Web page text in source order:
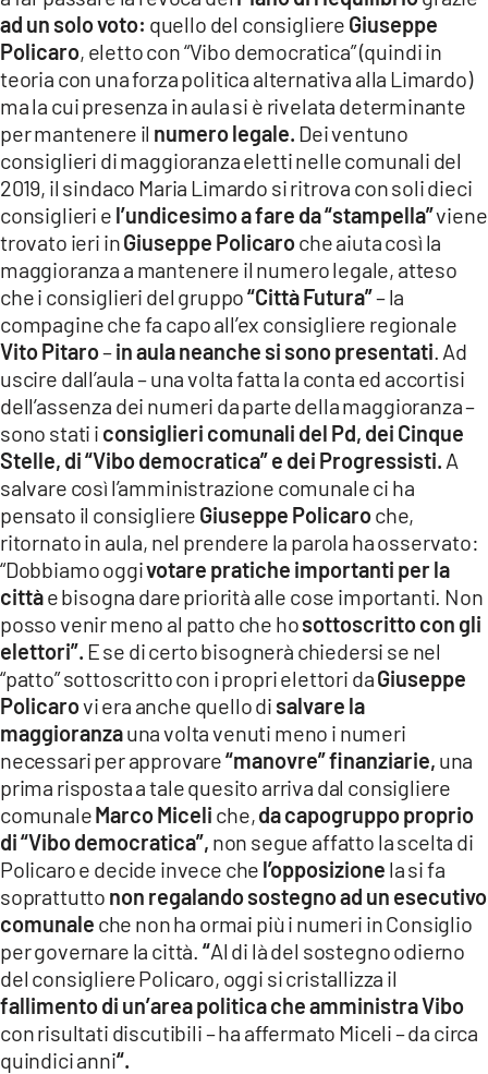
ANDROID
APPLE
ad un solo voto: quello del consigliere Giuseppe
Policaro, eletto con “Vibo democratica” (quindi in
teoria con una forza politica alternativa alla Limardo)
ma la cui presenza in aula si è rivelata determinante
per mantenere il numero legale. Dei ventuno
consiglieri di maggioranza eletti nelle comunali del
2019, il sindaco Maria Limardo si ritrova con soli dieci
consiglieri e l’undicesimo a fare da “stampella”viene
trovato ieri inGiuseppe Policaroche aiuta così la
maggioranza a mantenere il numero legale, atteso
che i consiglieri del gruppo“Città Futura”– la
compagine che fa capo all’ex consigliere regionale
Vito Pitaro–in aula neanche si sono presentati. Ad
uscire dall’aula – una volta fatta la conta ed accortisi
dell’assenza dei numeri da parte della maggioranza –
sono stati i consiglieri comunali del Pd, dei Cinque
Stelle, di “Vibo democratica” e dei Progressisti. A
salvare così l’amministrazione comunale ci ha
pensato il consigliere Giuseppe Policaroche,
ritornato in aula, nel prendere la parola ha osservato:
“Dobbiamo oggivotare pratiche importanti per la
cittàe bisogna dare priorità alle cose importanti. Non
posso venir meno al patto che hosottoscritto con gli
elettori”. E se di certo bisognerà chiedersi se nel
“patto” sottoscritto con i propri elettori daGiuseppe
Policarovi era anche quello di salvare la
maggioranzauna volta venuti meno i numeri
necessari per approvare“manovre” finanziarie, una
prima risposta a tale quesito arriva dal consigliere
comunaleMarco Miceli che,da capogruppo proprio
di “Vibo democratica”, non segue affatto la scelta di
Policaro e decide invece che l’opposizione la si fa
soprattutto non regalando sostegno ad un esecutivo
comunale che non ha ormai più i numeri in Consiglio
per governare la città. “Al di là del sostegno odierno
del consigliere Policaro, oggi si cristallizza il
fallimento di un’area politica che amministra Vibo
con risultati discutibili – ha affermato Miceli – da circa
quindici anni“.